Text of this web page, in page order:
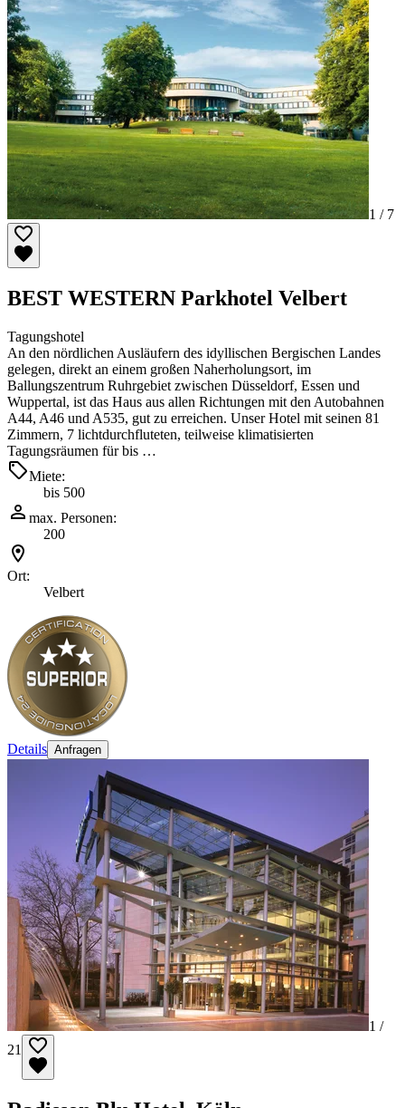
1 / 7
BEST WESTERN Parkhotel Velbert
Tagungshotel
An den nördlichen Ausläufern des idyllischen Bergischen Landes
gelegen, direkt an einem großen Naherholungsort, im
Ballungszentrum Ruhrgebiet zwischen Düsseldorf, Essen und
Wuppertal, ist das Haus aus allen Richtungen mit den Autobahnen
A44, A46 und A535, gut zu erreichen. Unser Hotel mit seinen 81
Zimmern, 7 lichtdurchfluteten, teilweise klimatisierten
Tagungsräumen für bis …
Miete:
bis 500
max. Personen:
200
Ort:
Velbert
Details Anfragen
1 /
21